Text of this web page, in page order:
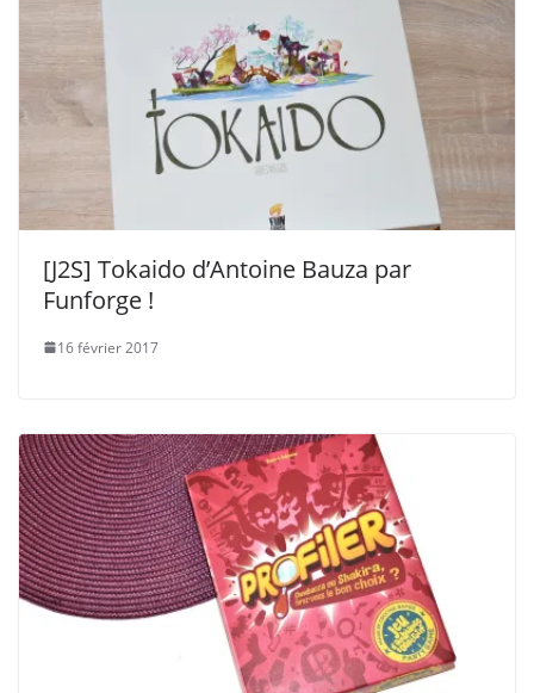
[J2S] Tokaido d’Antoine Bauza par
Funforge !
16 février 2017